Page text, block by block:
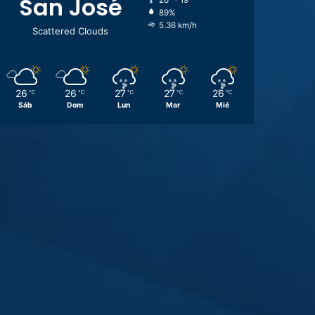
San José
Scattered Clouds
89%
5.36 km/h
26 ℃
Sáb
26 ℃
Dom
27 ℃
Lun
27 ℃
Mar
26 ℃
Mié